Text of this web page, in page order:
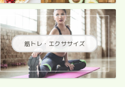
筋トレ・エクササイズ